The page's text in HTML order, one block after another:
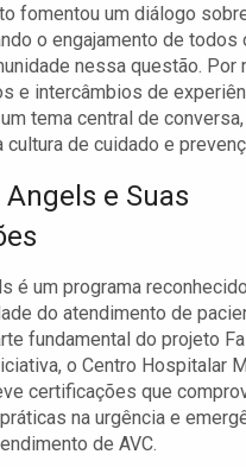
fomentou um diálogo
o engajamento de todos
nessa questão. Por
e intercâmbios de
tema central de conversa,
cultura de cuidado e
e Suas
é um programa
do atendimento de
fundamental do projeto
o Centro Hospitalar
certificações que
na urgência e
de AVC.